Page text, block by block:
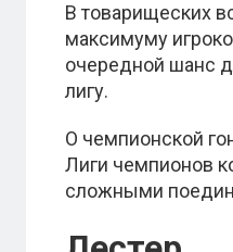
В товарищеских
максимуму
очередной шанс
лигу.
О чемпионской
Лиги чемпионов
сложными